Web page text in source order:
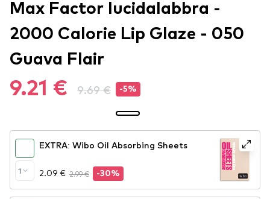
Max Factor lucidalabbra -
2000 Calorie Lip Glaze - 050
Guava Flair
9.21 € 9.69 € -5%
1
EXTRA: Wibo Oil Absorbing Sheets
2.09 € 2.99 € -30%